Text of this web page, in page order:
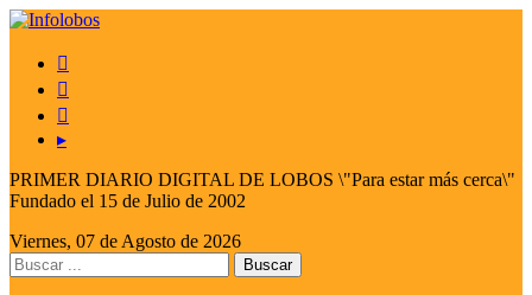



▸
PRIMER DIARIO DIGITAL DE LOBOS \"Para estar más cerca\"
Fundado el 15 de Julio de 2002
Viernes, 07 de Agosto de 2026